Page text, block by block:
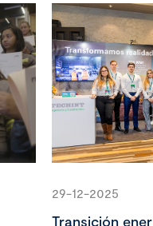
29-12-2025
Transición